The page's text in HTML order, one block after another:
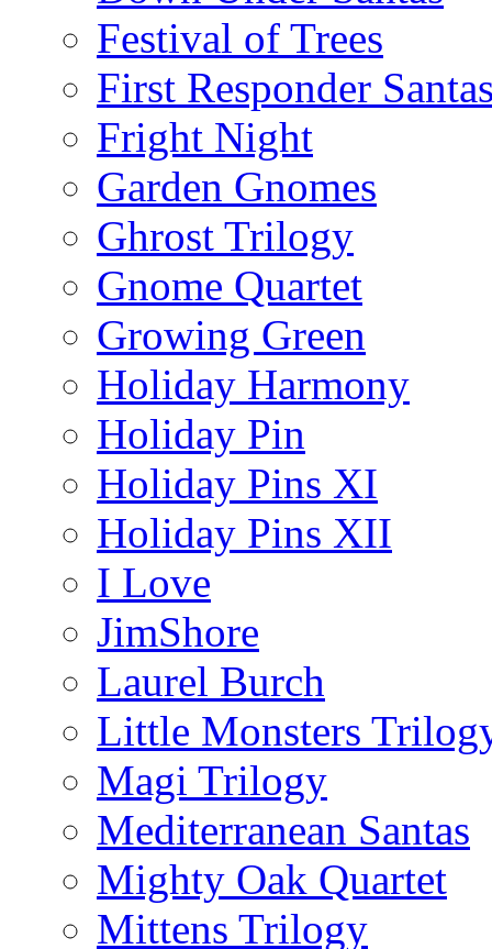
Festival of Trees
First Responder
Fright Night
Garden Gnomes
Ghrost Trilogy
Gnome Quartet
Growing Green
Holiday Harmony
Holiday Pin
Holiday Pins XI
Holiday Pins XII
I Love
JimShore
Laurel Burch
Little Monsters
Magi Trilogy
Mediterranean Santas
Mighty Oak Quartet
Mittens Trilogy